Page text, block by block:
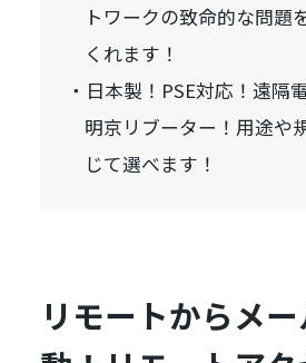
トワークの致命的な問題
くれます！
日本製！PSE対応！遠隔
明京リブーター！用途や
じて選べます！
リモートからメ